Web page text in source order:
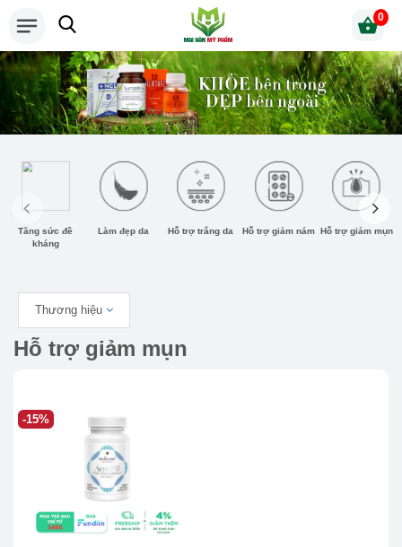
0
Tăng sức đề
kháng
Làm đẹp da Hỗ trợ trắng da Hỗ trợ giảm nám Hỗ trợ giảm mụn
Thương hiệu
Hỗ trợ giảm mụn
-15%